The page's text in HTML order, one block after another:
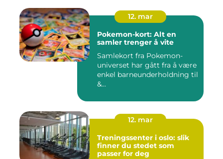
12. mar
Pokemon-kort: Alt en
samler trenger å vite
Samlekort fra Pokemon-
universet har gått fra å være
enkel barneunderholdning til
&...
12. mar
Treningssenter i oslo: slik
finner du stedet som
passer for deg